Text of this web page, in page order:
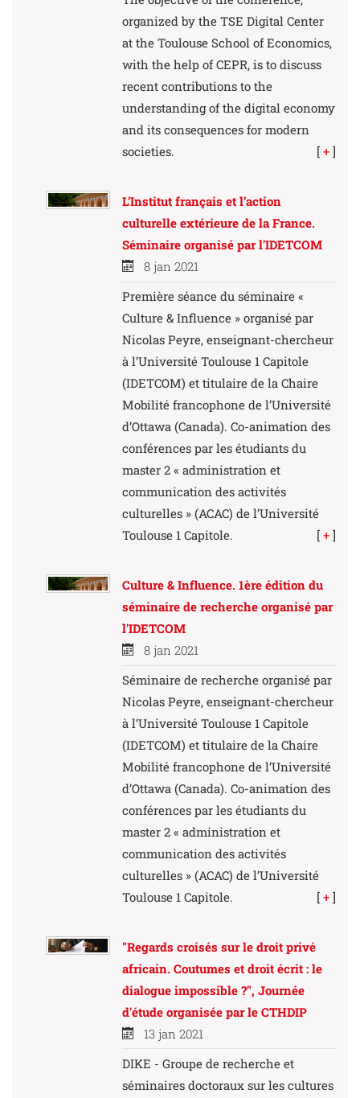
organized by the TSE Digital Center
at the Toulouse School of Economics,
with the help of CEPR, is to discuss
recent contributions to the
understanding of the digital economy
and its consequences for modern
societies.
[ + ]
L’Institut français et l’action
culturelle extérieure de la France.
Séminaire organisé par l'IDETCOM
8 jan 2021
Première séance du séminaire «
Culture & Influence » organisé par
Nicolas Peyre, enseignant-chercheur
à l’Université Toulouse 1 Capitole
(IDETCOM) et titulaire de la Chaire
Mobilité francophone de l’Université
d’Ottawa (Canada). Co-animation des
conférences par les étudiants du
master 2 « administration et
communication des activités
culturelles » (ACAC) de l’Université
Toulouse 1 Capitole.
[ + ]
Culture & Influence. 1ère édition du
séminaire de recherche organisé par
l'IDETCOM
8 jan 2021
Séminaire de recherche organisé par
Nicolas Peyre, enseignant-chercheur
à l’Université Toulouse 1 Capitole
(IDETCOM) et titulaire de la Chaire
Mobilité francophone de l’Université
d’Ottawa (Canada). Co-animation des
conférences par les étudiants du
master 2 « administration et
communication des activités
culturelles » (ACAC) de l’Université
Toulouse 1 Capitole.
[ + ]
"Regards croisés sur le droit privé
africain. Coutumes et droit écrit : le
dialogue impossible ?", Journée
d'étude organisée par le CTHDIP
13 jan 2021
DIKE - Groupe de recherche et
séminaires doctoraux sur les cultures